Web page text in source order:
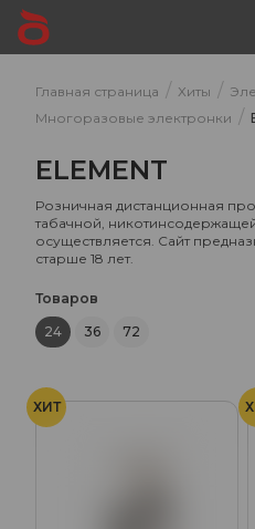
Главная страница / Хиты /
Многоразовые электронки /
ELEMENT
Розничная дистанционная
табачной,
осуществляется. Сайт
старше 18 лет.
Товаров
24
36 72
ХИТ